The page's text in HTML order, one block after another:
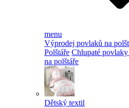
menu
Výprodej povlaků na
Polštáře Chlupaté povlaky
na polštáře
Dětský textil